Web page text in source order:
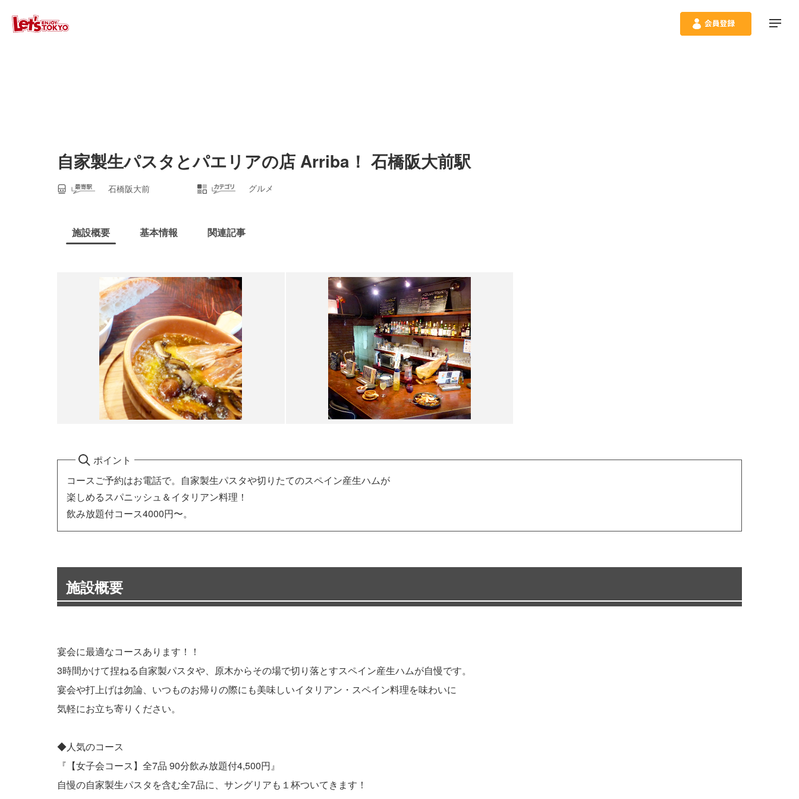
自家製生パスタとパエリアの店 Arriba！ 石橋阪大前駅
石橋阪大前 グルメ
施設概要 基本情報 関連記事
ポイント
コースご予約はお電話で。自家製生パスタや切りたてのスペイン産生ハムが
楽しめるスパニッシュ＆イタリアン料理！
飲み放題付コース4000円〜。
施設概要
宴会に最適なコースあります！！
3時間かけて捏ねる自家製パスタや、原木からその場で切り落とすスペイン産生ハムが自慢です。
宴会や打上げは勿論、いつものお帰りの際にも美味しいイタリアン・スペイン料理を味わいに
気軽にお立ち寄りください。
◆人気のコース
『【女子会コース】全7品 90分飲み放題付4,500円』
自慢の自家製生パスタを含む全7品に、サングリアも１杯ついてきます！